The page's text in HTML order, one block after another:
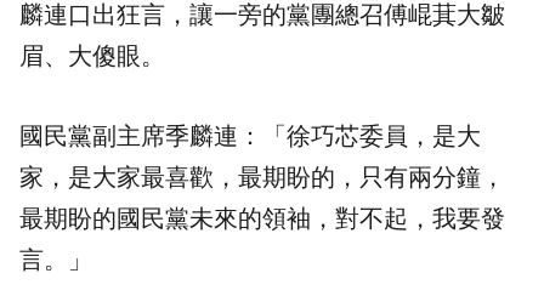
麟連口出狂言，讓一旁的黨團總召傅崐萁大皺
眉、大傻眼。
國民黨副主席季麟連：「徐巧芯委員，是大
家，是大家最喜歡，最期盼的，只有兩分鐘，
最期盼的國民黨未來的領袖，對不起，我要發
言。」